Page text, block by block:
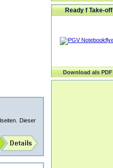
Dieser
Ready f Take-off
Download als PDF